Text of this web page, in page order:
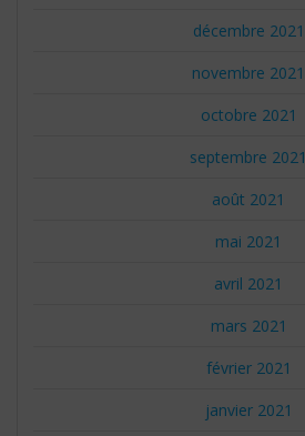
décembre 2021
novembre 2021
octobre 2021
septembre 2021
août 2021
mai 2021
avril 2021
mars 2021
février 2021
janvier 2021